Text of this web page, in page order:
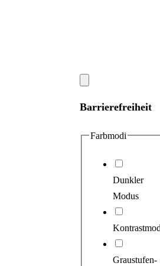
schließen
Barrierefreiheit
Farbmodi
Dunkler
Modus
Graustufen-